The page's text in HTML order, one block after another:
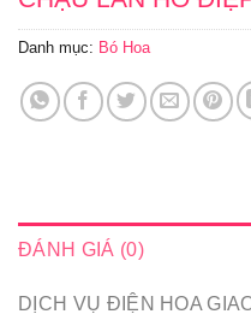
Danh mục: Bó Hoa
ĐÁNH GIÁ (0)
DỊCH VỤ ĐIỆN HOA